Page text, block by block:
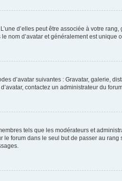
d’elles peut être associée à votre
nom d’avatar et généralement est unique
d’avatar suivantes : Gravatar, galerie,
contactez un administrateur du
tels que les modérateurs et
le forum dans le seul but de passer au